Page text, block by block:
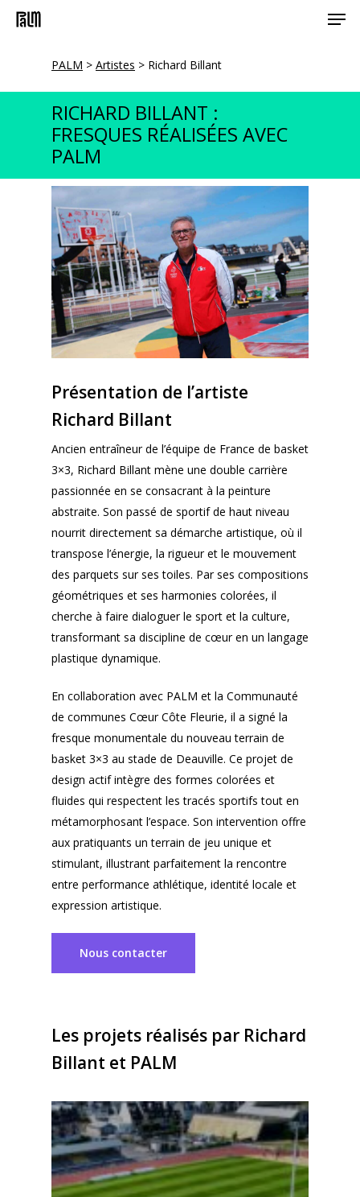
Skip
PALM > Artistes > Richard Billant
RICHARD BILLANT :
FRESQUES RÉALISÉES AVEC
PALM
Présentation de l’artiste
Richard Billant
Ancien entraîneur de l’équipe de France de basket
3×3, Richard Billant mène une double carrière
passionnée en se consacrant à la peinture
abstraite. Son passé de sportif de haut niveau
nourrit directement sa démarche artistique, où il
transpose l’énergie, la rigueur et le mouvement
des parquets sur ses toiles. Par ses compositions
géométriques et ses harmonies colorées, il
cherche à faire dialoguer le sport et la culture,
transformant sa discipline de cœur en un langage
plastique dynamique.
En collaboration avec PALM et la Communauté
de communes Cœur Côte Fleurie, il a signé la
fresque monumentale du nouveau terrain de
basket 3×3 au stade de Deauville. Ce projet de
design actif intègre des formes colorées et
fluides qui respectent les tracés sportifs tout en
métamorphosant l’espace. Son intervention offre
aux pratiquants un terrain de jeu unique et
stimulant, illustrant parfaitement la rencontre
entre performance athlétique, identité locale et
expression artistique.
Nous contacter
Les projets réalisés par Richard
Billant et PALM